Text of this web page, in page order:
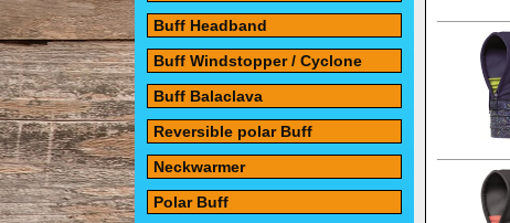
Buff Headband
Buff Windstopper / Cyclone
Buff Balaclava
Reversible polar Buff
Neckwarmer
Polar Buff